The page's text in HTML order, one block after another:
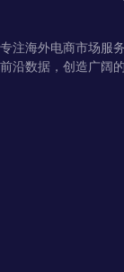
专注海外电商市场服
前沿数据，创造广阔